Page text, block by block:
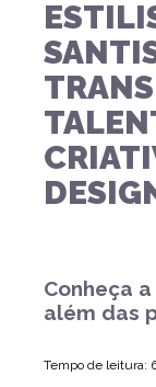
Conheça
além das
Tempo de leitura: